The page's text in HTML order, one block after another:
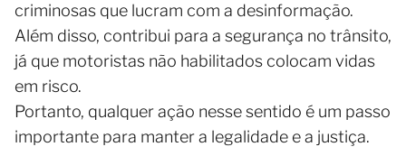
criminosas que lucram com a desinformação.
Além disso, contribui para a segurança no trânsito,
já que motoristas não habilitados colocam vidas
em risco.
Portanto, qualquer ação nesse sentido é um passo
importante para manter a legalidade e a justiça.